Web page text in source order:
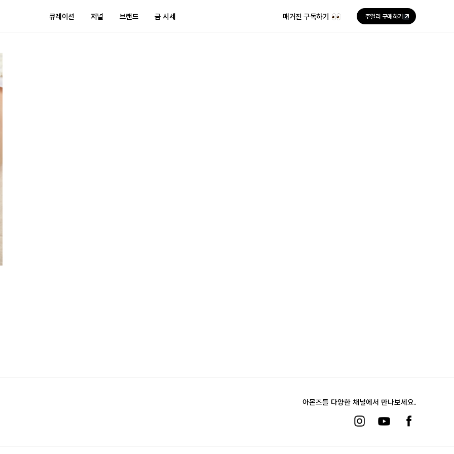
큐레이션
저널 브랜드 금 시세 매거진 구독하기 주얼리 구매하기
아몬즈를 다양한 채널에서 만나보세요.